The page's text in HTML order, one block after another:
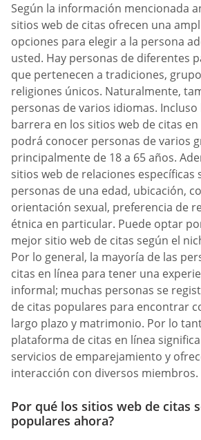
Según la información mencionada
sitios web de citas ofrecen una
opciones para elegir a la persona
usted. Hay personas de diferentes
que pertenecen a tradiciones,
religiones únicos. Naturalmente,
personas de varios idiomas. Incluso
barrera en los sitios web de citas en
podrá conocer personas de varios
principalmente de 18 a 65 años.
sitios web de relaciones específicas
personas de una edad, ubicación,
orientación sexual, preferencia de
étnica en particular. Puede optar
mejor sitio web de citas según el
Por lo general, la mayoría de las
citas en línea para tener una
informal; muchas personas se
de citas populares para encontrar
largo plazo y matrimonio. Por lo
plataforma de citas en línea
servicios de emparejamiento y
interacción con diversos miembros.
Por qué los sitios web de citas
populares ahora?